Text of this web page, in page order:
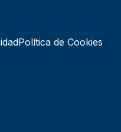
Política de Cookies